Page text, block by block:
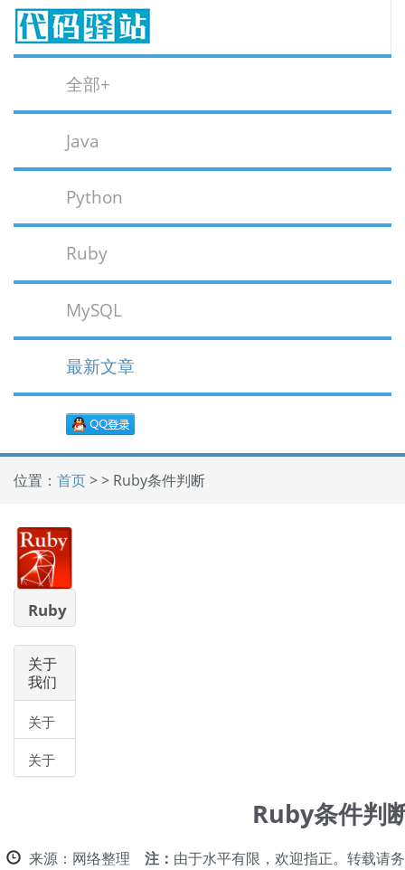
全部+
Java
Python
Ruby
MySQL
最新文章
位置： 首页> > Ruby条件判断
Ruby
教程
关于
我们
关于
关于
Ruby条件判
来源：网络整理 注： 由于水平有限，欢迎指正。转载请